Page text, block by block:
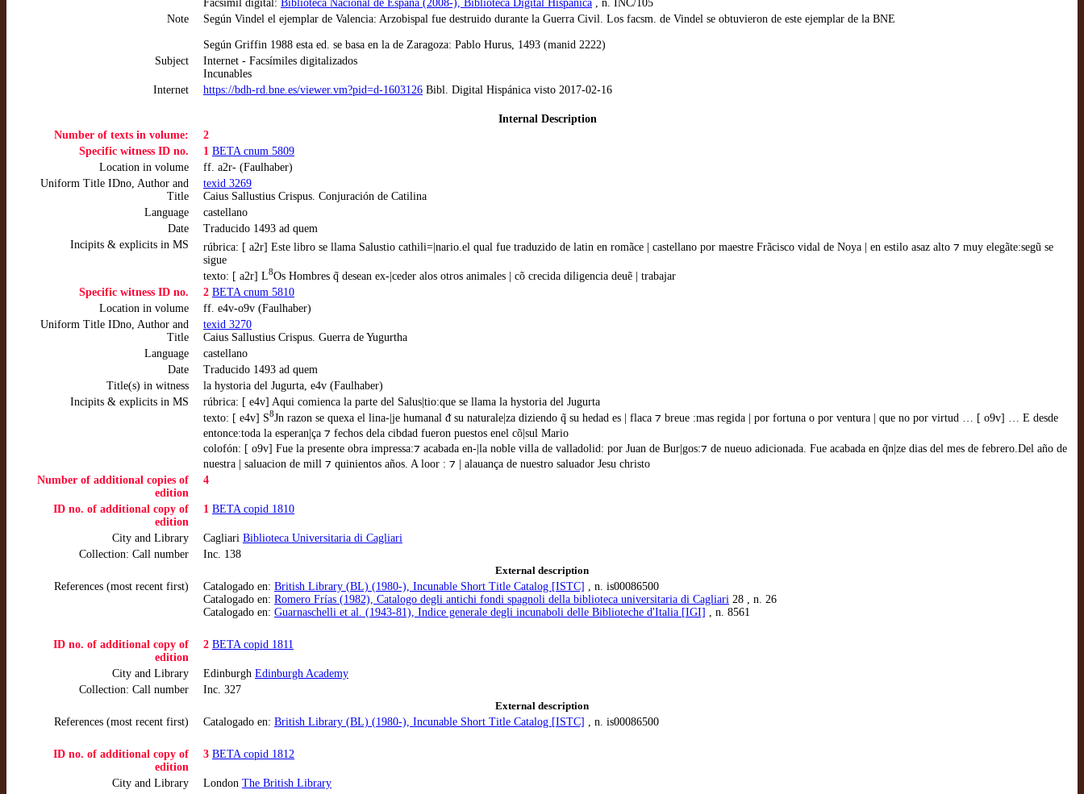
Facsímil digital: Biblioteca Nacional de España (2008-), Biblioteca Digital Hispánica , n. INC/105
Note
Según Vindel el ejemplar de Valencia: Arzobispal fue destruido durante la Guerra Civil. Los facsm. de Vindel se obtuvieron de este ejemplar de la BNE
Según Griffin 1988 esta ed. se basa en la de Zaragoza: Pablo Hurus, 1493 (manid 2222)
Subject
Internet - Facsímiles digitalizados
Incunables
Internet
https://bdh-rd.bne.es/viewer.vm?pid=d-1603126 Bibl. Digital Hispánica visto 2017-02-16
Internal Description
Number of texts in volume:
2
Specific witness ID no.
1 BETA cnum 5809
Location in volume
ff. a2r- (Faulhaber)
Uniform Title IDno, Author and
Title
texid 3269
Caius Sallustius Crispus. Conjuración de Catilina
Language
castellano
Date
Traducido 1493 ad quem
Incipits & explicits in MS
rúbrica: [ a2r] Este libro se llama Salustio cathili=|nario.el qual fue traduzido de latin en romãce | castellano por maestre Frãcisco vidal de Noya | en estilo asaz alto ⁊ muy elegãte:segũ se
sigue
texto: [ a2r] L8Os Hombres q̃ desean ex-|ceder alos otros animales | cõ crecida diligencia deuẽ | trabajar
Specific witness ID no.
2 BETA cnum 5810
Location in volume
ff. e4v-o9v (Faulhaber)
Uniform Title IDno, Author and
Title
texid 3270
Caius Sallustius Crispus. Guerra de Yugurtha
Language
castellano
Date
Traducido 1493 ad quem
Title(s) in witness
la hystoria del Jugurta, e4v (Faulhaber)
Incipits & explicits in MS
rúbrica: [ e4v] Aqui comienca la parte del Salus|tio:que se llama la hystoria del Jugurta
texto: [ e4v] S8Jn razon se quexa el lina-|je humanal ᵭ su naturale|za diziendo q̃ su hedad es | flaca ⁊ breue :mas regida | por fortuna o por ventura | que no por virtud … [ o9v] … E desde
entonce:toda la esperan|ça ⁊ fechos dela cibdad fueron puestos enel cõ|sul Mario
colofón: [ o9v] Fue la presente obra impressa:⁊ acabada en-|la noble villa de valladolid: por Juan de Bur|gos:⁊ de nueuo adicionada. Fue acabada en q̃n|ze dias del mes de febrero.Del año de
nuestra | saluacion de mill ⁊ quinientos años. A loor : ⁊ | alauança de nuestro saluador Jesu christo
Number of additional copies of
edition
4
ID no. of additional copy of
edition
1 BETA copid 1810
City and Library Cagliari Biblioteca Universitaria di Cagliari
Collection: Call number
Inc. 138
External description
References (most recent first)
Catalogado en: British Library (BL) (1980-), Incunable Short Title Catalog [ISTC] , n. is00086500
Catalogado en: Romero Frías (1982), Catalogo degli antichi fondi spagnoli della biblioteca universitaria di Cagliari 28 , n. 26
Catalogado en: Guarnaschelli et al. (1943-81), Indice generale degli incunaboli delle Biblioteche d'Italia [IGI] , n. 8561
ID no. of additional copy of
edition
2 BETA copid 1811
City and Library Edinburgh Edinburgh Academy
Collection: Call number
Inc. 327
External description
References (most recent first)
Catalogado en: British Library (BL) (1980-), Incunable Short Title Catalog [ISTC] , n. is00086500
ID no. of additional copy of
edition
3 BETA copid 1812
City and Library London The British Library